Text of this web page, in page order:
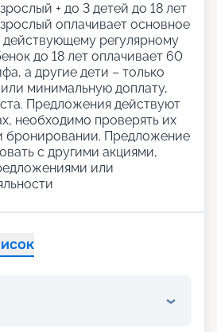
+ до 3 детей до 18 лет
оплачивает основное
действующему регулярному
до 18 лет оплачивает 60
а другие дети – только
минимальную доплату,
Предложения действуют
необходимо проверять их
бронировании. Предложение
с другими акциями,
или